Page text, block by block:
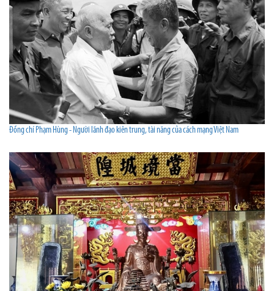
Đồng chí Phạm Hùng - Người lãnh đạo kiên trung, tài năng của cách mạng Việt Nam